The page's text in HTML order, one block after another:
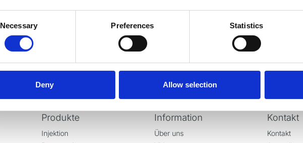
Necessary Preferences Statistics
Deny Allow selection
Anmelden
Produkte
Injektion
Information
Über uns
Kontakt
Kontakt